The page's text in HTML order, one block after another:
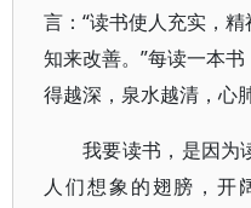
言：“读书使人充实，
知来改善。”每读一本
得越深，泉水越清，心
我要读书，是因为
人们想象的翅膀，开